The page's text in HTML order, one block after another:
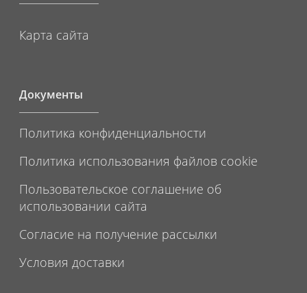
Карта сайта
Документы
Политика конфиденциальности
Политика использования файлов cookie
Пользовательское соглашение об
использовании сайта
Согласие на получение рассылки
Условия доставки